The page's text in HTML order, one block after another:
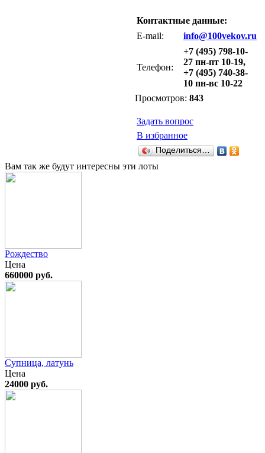
Контактные данные:
E-mail:
info@100vekov.ru
Телефон:
+7 (495) 798-10-
27 пн-пт 10-19,
+7 (495) 740-38-
10 пн-вс 10-22
Просмотров: 843
Задать вопрос
В избранное
Поделиться…
Вам так же будут интересны эти лоты
Рождество
Цена
660000 руб.
Супница, латунь
Цена
24000 руб.